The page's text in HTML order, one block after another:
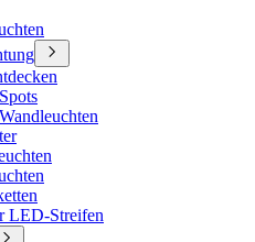
LED-Streifen